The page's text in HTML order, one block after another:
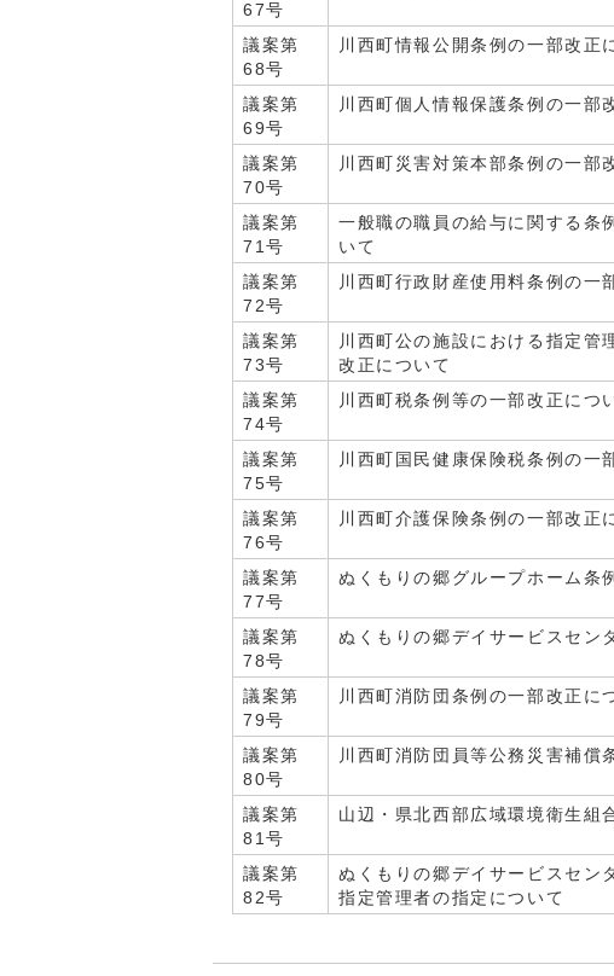
67号
議案第
68号
川西町情報公開条例の一部改正
議案第
69号
川西町個人情報保護条例の一部
議案第
70号
川西町災害対策本部条例の一部
議案第
71号
一般職の職員の給与に関する条
いて
議案第
72号
川西町行政財産使用料条例の一
議案第
73号
川西町公の施設における指定管
改正について
議案第
74号
川西町税条例等の一部改正につ
議案第
75号
川西町国民健康保険税条例の一
議案第
76号
川西町介護保険条例の一部改正
議案第
77号
ぬくもりの郷グループホーム条
議案第
78号
ぬくもりの郷デイサービスセン
議案第
79号
川西町消防団条例の一部改正に
議案第
80号
川西町消防団員等公務災害補償
議案第
81号
山辺・県北西部広域環境衛生組
議案第
82号
ぬくもりの郷デイサービスセン
指定管理者の指定について